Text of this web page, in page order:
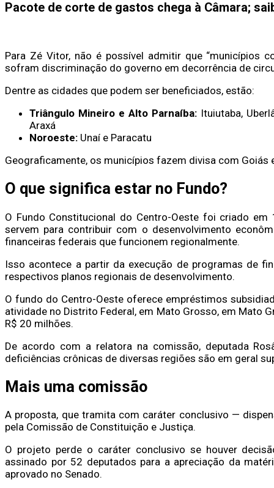
Pacote de corte de gastos chega à Câmara;
Para Zé Vitor, não é possível admitir que “municípios
sofram discriminação do governo em decorrência de
Dentre as cidades que podem ser beneficiados, estão:
Triângulo Mineiro e Alto Parnaíba: Ituiutaba,
Araxá
Noroeste: Unaí e Paracatu
Geograficamente, os municípios fazem divisa com Goiás
O que significa estar no Fundo?
O Fundo Constitucional do Centro-Oeste foi criado
servem para contribuir com o desenvolvimento
financeiras federais que funcionem regionalmente.
Isso acontece a partir da execução de programas de
respectivos planos regionais de desenvolvimento.
O fundo do Centro-Oeste oferece empréstimos
atividade no Distrito Federal, em Mato Grosso, em Mato
R$ 20 milhões.
De acordo com a relatora na comissão, deputada
deficiências crônicas de diversas regiões são em geral
Mais uma comissão
A proposta, que tramita com caráter conclusivo —
pela Comissão de Constituição e Justiça.
O projeto perde o caráter conclusivo se houver
assinado por 52 deputados para a apreciação da
aprovado no Senado.